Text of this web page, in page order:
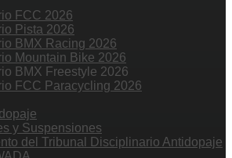
FCC 2026
Pista 2026
BMX Racing 2026
Mountain Bike 2026
BMX Freestyle 2026
FCC Paracycling 2026
y Suspensiones
del Tribunal Disciplinario Antidopaje